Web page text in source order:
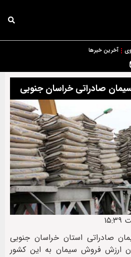
آخرین خبرها
سیمان صادراتی خراسان جنوبی
صادراتی استان خراسان جنوبی
تومان ارزش فروش سیمان به این کشور